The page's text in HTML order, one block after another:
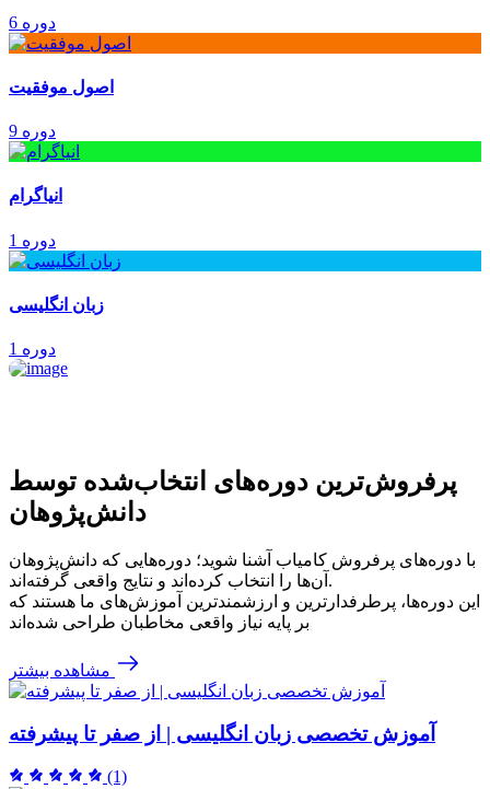
6 دوره
اصول موفقیت
9 دوره
انیاگرام
1 دوره
زبان انگلیسی
1 دوره
پرفروش‌ترین‌ دوره‌های انتخاب‌شده توسط
دانش‌پژوهان
با دوره‌های پرفروش کامیاب آشنا شوید؛ دوره‌هایی که دانش‌پژوهان
آن‌ها را انتخاب کرده‌اند و نتایج واقعی گرفته‌اند.
این دوره‌ها، پرطرفدارترین و ارزشمندترین آموزش‌های ما هستند که
بر پایه نیاز واقعی مخاطبان طراحی شده‌اند
مشاهده بیشتر
آموزش تخصصی زبان انگلیسی | از صفر تا پیشرفته
(1)